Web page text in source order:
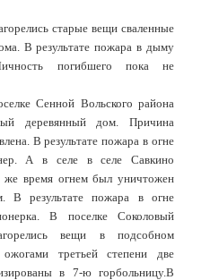
старые вещи сваленные
В результате пожара в дыму
погибшего пока не
Сенной Вольского района
деревянный дом. Причина
В результате пожара в огне
А в селе в селе Савкино
же время огнем был уничтожен
В результате пожара в огне
В поселке Соколовый
вещи в подсобном
третьей степени две
в 7-ю горбольницу.В